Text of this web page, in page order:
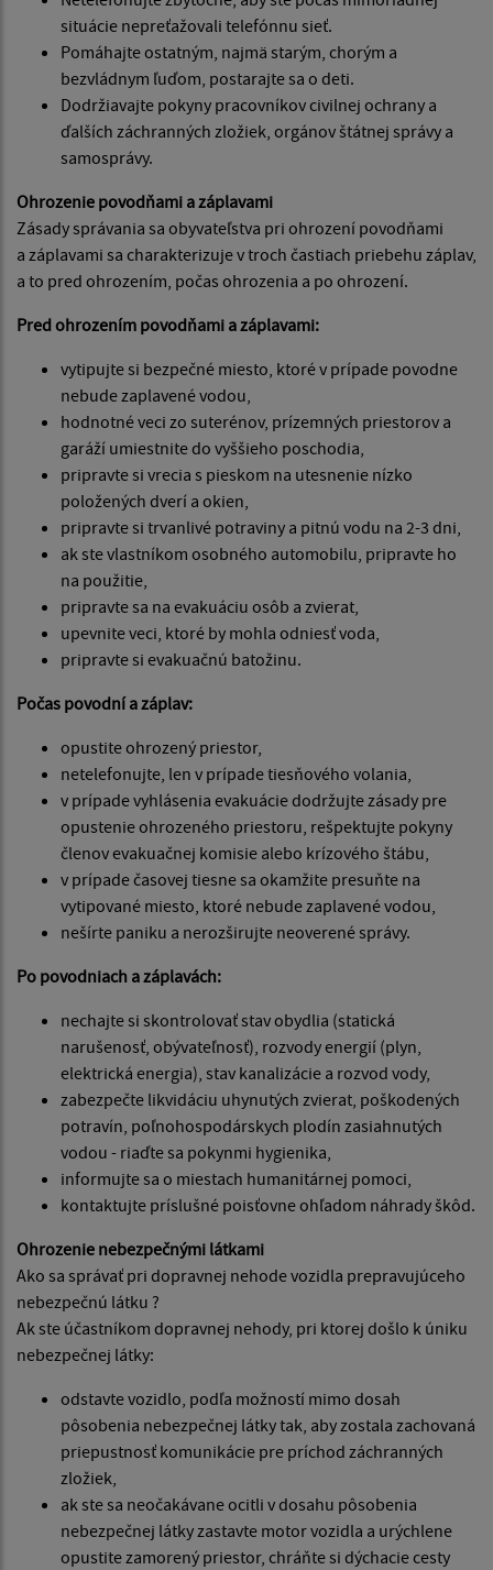
situácie nepreťažovali telefónnu sieť.
Pomáhajte ostatným, najmä starým, chorým a
bezvládnym ľuďom, postarajte sa o deti.
Dodržiavajte pokyny pracovníkov civilnej ochrany a
ďalších záchranných zložiek, orgánov štátnej správy a
samosprávy.
Ohrozenie povodňami a záplavami
Zásady správania sa obyvateľstva pri ohrození povodňami
a záplavami sa charakterizuje v troch častiach priebehu záplav,
a to pred ohrozením, počas ohrozenia a po ohrození.
Pred ohrozením povodňami a záplavami:
vytipujte si bezpečné miesto, ktoré v prípade povodne
nebude zaplavené vodou,
hodnotné veci zo suterénov, prízemných priestorov a
garáží umiestnite do vyššieho poschodia,
pripravte si vrecia s pieskom na utesnenie nízko
položených dverí a okien,
pripravte si trvanlivé potraviny a pitnú vodu na 2-3 dni,
ak ste vlastníkom osobného automobilu, pripravte ho
na použitie,
pripravte sa na evakuáciu osôb a zvierat,
upevnite veci, ktoré by mohla odniesť voda,
pripravte si evakuačnú batožinu.
Počas povodní a záplav:
opustite ohrozený priestor,
netelefonujte, len v prípade tiesňového volania,
v prípade vyhlásenia evakuácie dodržujte zásady pre
opustenie ohrozeného priestoru, rešpektujte pokyny
členov evakuačnej komisie alebo krízového štábu,
v prípade časovej tiesne sa okamžite presuňte na
vytipované miesto, ktoré nebude zaplavené vodou,
nešírte paniku a nerozširujte neoverené správy.
Po povodniach a záplavách:
nechajte si skontrolovať stav obydlia (statická
narušenosť, obývateľnosť), rozvody energií (plyn,
elektrická energia), stav kanalizácie a rozvod vody,
zabezpečte likvidáciu uhynutých zvierat, poškodených
potravín, poľnohospodárskych plodín zasiahnutých
vodou - riaďte sa pokynmi hygienika,
informujte sa o miestach humanitárnej pomoci,
kontaktujte príslušné poisťovne ohľadom náhrady škôd.
Ohrozenie nebezpečnými látkami
Ako sa správať pri dopravnej nehode vozidla prepravujúceho
nebezpečnú látku ?
Ak ste účastníkom dopravnej nehody, pri ktorej došlo k úniku
nebezpečnej látky:
odstavte vozidlo, podľa možností mimo dosah
pôsobenia nebezpečnej látky tak, aby zostala zachovaná
priepustnosť komunikácie pre príchod záchranných
zložiek,
ak ste sa neočakávane ocitli v dosahu pôsobenia
nebezpečnej látky zastavte motor vozidla a urýchlene
opustite zamorený priestor, chráňte si dýchacie cesty